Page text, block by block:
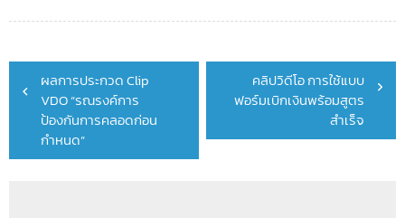
Post
navigation
ผลการประกวด Clip
VDO “รณรงค์การ
ป้องกันการคลอดก่อน
กำหนด”
คลิปวิดีโอ การใช้แบบ
ฟอร์มเบิกเงินพร้อมสูตร
สำเร็จ